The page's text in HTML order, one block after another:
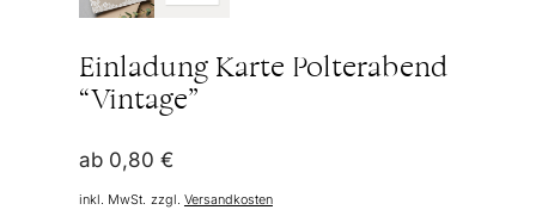
Einladung Karte Polterabend
“Vintage”
ab 0,80 €
inkl. MwSt. zzgl. Versandkosten